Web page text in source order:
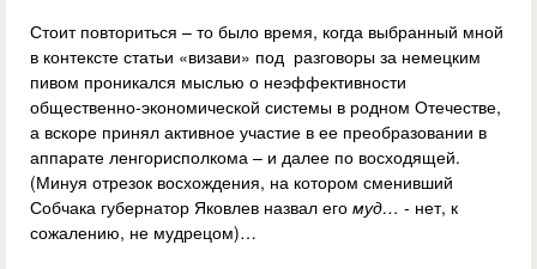
Стоит повториться – то было время, когда выбранный мной
в контексте статьи «визави» под разговоры за немецким
пивом проникался мыслью о неэффективности
общественно-экономической системы в родном Отечестве,
а вскоре принял активное участие в ее преобразовании в
аппарате ленгорисполкома – и далее по восходящей.
(Минуя отрезок восхождения, на котором сменивший
Собчака губернатор Яковлев назвал его муд… - нет, к
сожалению, не мудрецом)…